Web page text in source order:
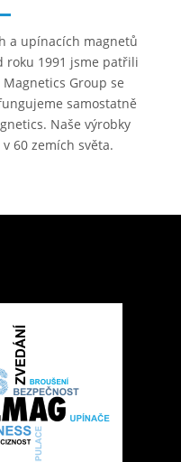
a upínacích magnetů
roku 1991 jsme patřili
Group se
samostatně
Naše výrobky
60 zemích světa.